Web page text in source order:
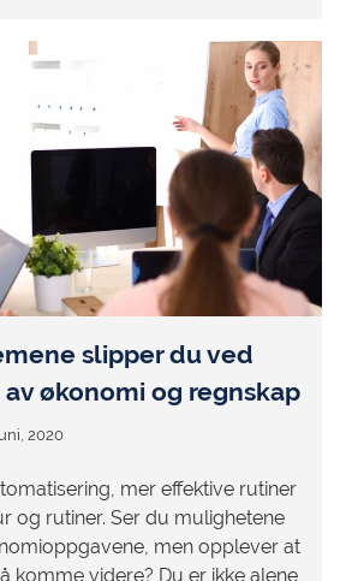
slipper du ved
økonomi og regnskap
2020
mer effektive rutiner
og rutiner. Ser du mulighetene
men opplever at
komme videre? Du er ikke alene